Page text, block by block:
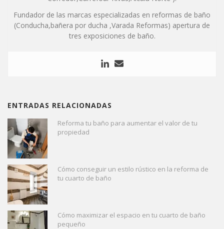
Fundador de las marcas especializadas en reformas de baño
(Conducha,bañera por ducha ,Varada Reformas) apertura de
tres exposiciones de baño.
ENTRADAS RELACIONADAS
Reforma tu baño para aumentar el valor de tu
propiedad
Cómo conseguir un estilo rústico en la reforma de
tu cuarto de baño
Cómo maximizar el espacio en tu cuarto de baño
pequeño